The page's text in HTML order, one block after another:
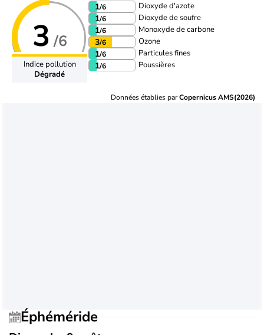
3 /6
Indice pollution
Dégradé
1/6 Dioxyde d'azote
1/6 Dioxyde de soufre
1/6 Monoxyde de carbone
3/6 Ozone
1/6 Particules fines
1/6 Poussières
Données établies parCopernicus AMS(2026)
Éphéméride